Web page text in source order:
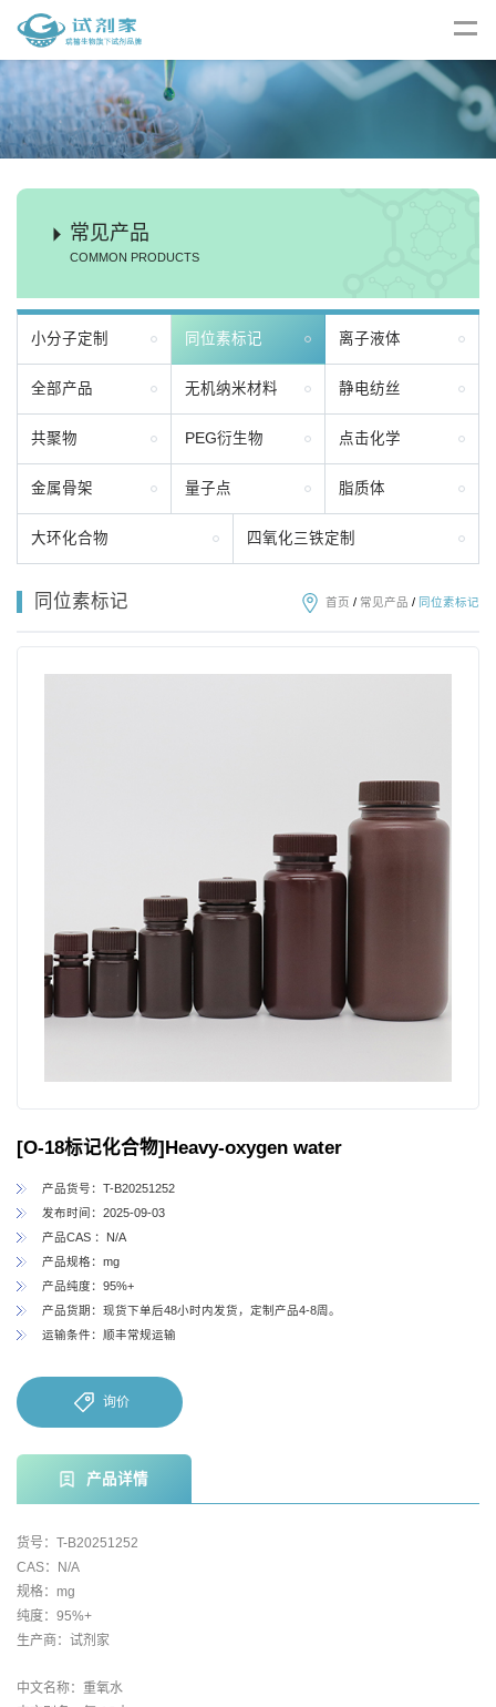
常见产品
COMMON PRODUCTS
小分子定制 同位素标记 离子液体
全部产品 无机纳米材料 静电纺丝
共聚物 PEG衍生物 点击化学
金属骨架 量子点 脂质体
大环化合物 四氧化三铁定制
同位素标记 首页 / 常见产品 / 同位素标记
[O-18标记化合物]Heavy-oxygen water
产品货号：T-B20251252
发布时间：2025-09-03
产品CAS ：N/A
产品规格：mg
产品纯度：95%+
产品货期：现货下单后48小时内发货，定制产品4-8周。
运输条件：顺丰常规运输
询价
产品详情
货号：T-B20251252
CAS：N/A
规格：mg
纯度：95%+
生产商：试剂家
中文名称：重氧水